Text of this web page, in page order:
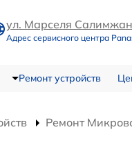
ул. Марселя
Адрес сервисного центра
Ремонт устройств
Ремонт